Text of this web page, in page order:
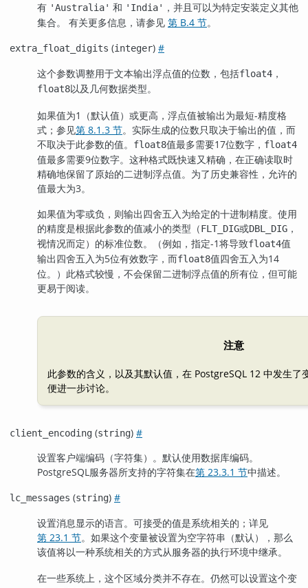
有 'Australia' 和 'India' ，并且可以为特定安装定义其他
集合。 有关更多信息，请参见 第 B.4 节。
extra_float_digits (integer) #
这个参数调整用于文本输出浮点值的位数，包括float4 ，
float8以及几何数据类型。
如果值为1（默认值）或更高，浮点值被输出为最短-精度格
式；参见第 8.1.3 节。实际生成的位数只取决于输出的值，而
不取决于此参数的值。
float8值最多需要17位数字， float4
值最多需要9位数字。这种格式既快速又精确，在正确读取时
精确地保留了原始的二进制浮点值。为了历史兼容性，允许的
值最大为3。
如果值为零或负，则输出四舍五入为给定的十进制精度。使用
的精度是根据此参数的值减小的类型（FLT_DIG或DBL_DIG ，
视情况而定）的标准位数。（例如，指定-1将导致float4值
输出四舍五入为5位有效数字，而float8值四舍五入为14
位。）此格式较慢，不会保留二进制浮点值的所有位，但可能
更易于阅读。
注意
此参数的含义，以及其默认值，在 PostgreSQL 12 中发生了
便进一步讨论。
client_encoding (string) #
设置客户端编码（字符集）。默认使用数据库编码。
PostgreSQL服务器所支持的字符集在第 23.3.1 节中描述。
lc_messages (string) #
设置消息显示的语言。可接受的值是系统相关的；详见
第 23.1 节。如果这个变量被设置为空字符串（默认），那么
该值将以一种系统相关的方式从服务器的执行环境中继承。
在一些系统上，这个区域分类并不存在。仍然可以设置这个变